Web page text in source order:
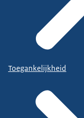
Toegankelijkheid